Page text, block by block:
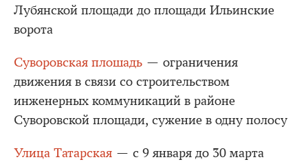
Лубянской площади до площади Ильинские
ворота
Суворовская плошадь — ограничения
движения в связи со строительством
инженерных коммуникаций в районе
Суворовской площади, сужение в одну полосу
Улица Татарская — с 9 января до 30 марта